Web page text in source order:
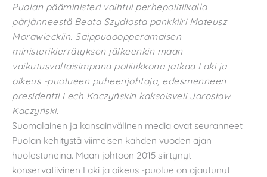
Puolan pääministeri vaihtui perhepolitiikalla
pärjänneestä Beata Szydłosta pankkiiri Mateusz
Morawieckiin. Saippuaoopperamaisen
ministerikierrätyksen jälkeenkin maan
vaikutusvaltaisimpana poliitikkona jatkaa Laki ja
oikeus -puolueen puheenjohtaja, edesmenneen
presidentti Lech Kaczyńskin kaksoisveli Jarosław
Kaczyński.
Suomalainen ja kansainvälinen media ovat seuranneet
Puolan kehitystä viimeisen kahden vuoden ajan
huolestuneina. Maan johtoon 2015 siirtynyt
konservatiivinen Laki ja oikeus -puolue on ajautunut